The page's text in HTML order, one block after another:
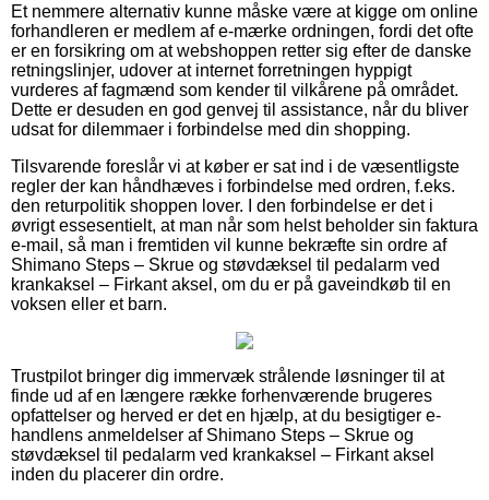
Et nemmere alternativ kunne måske være at kigge om online
forhandleren er medlem af e-mærke ordningen, fordi det ofte
er en forsikring om at webshoppen retter sig efter de danske
retningslinjer, udover at internet forretningen hyppigt
vurderes af fagmænd som kender til vilkårene på området.
Dette er desuden en god genvej til assistance, når du bliver
udsat for dilemmaer i forbindelse med din shopping.
Tilsvarende foreslår vi at køber er sat ind i de væsentligste
regler der kan håndhæves i forbindelse med ordren, f.eks.
den returpolitik shoppen lover. I den forbindelse er det i
øvrigt essesentielt, at man når som helst beholder sin faktura
e-mail, så man i fremtiden vil kunne bekræfte sin ordre af
Shimano Steps – Skrue og støvdæksel til pedalarm ved
krankaksel – Firkant aksel, om du er på gaveindkøb til en
voksen eller et barn.
Trustpilot bringer dig immervæk strålende løsninger til at
finde ud af en længere række forhenværende brugeres
opfattelser og herved er det en hjælp, at du besigtiger e-
handlens anmeldelser af Shimano Steps – Skrue og
støvdæksel til pedalarm ved krankaksel – Firkant aksel
inden du placerer din ordre.